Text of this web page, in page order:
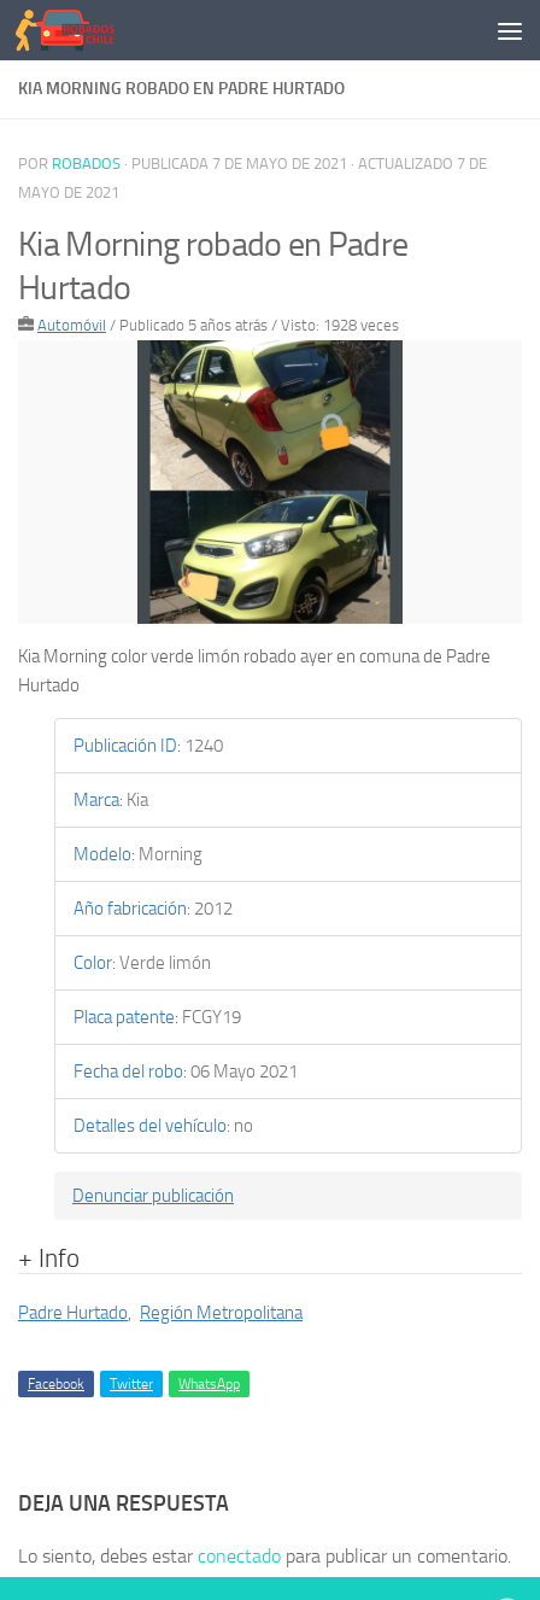
Saltar al contenido
KIA MORNING ROBADO EN PADRE HURTADO
POR ROBADOS · PUBLICADA 7 DE MAYO DE 2021 · ACTUALIZADO 7 DE
MAYO DE 2021
Kia Morning robado en Padre
Hurtado
Automóvil / Publicado 5 años atrás / Visto: 1928 veces
Kia Morning color verde limón robado ayer en comuna de Padre
Hurtado
Publicación ID: 1240
Marca: Kia
Modelo: Morning
Año fabricación: 2012
Color: Verde limón
Placa patente: FCGY19
Fecha del robo: 06 Mayo 2021
Detalles del vehículo: no
Denunciar publicación
+ Info
Padre Hurtado, Región Metropolitana
Facebook Twitter WhatsApp
DEJA UNA RESPUESTA
Lo siento, debes estarconectado para publicar un comentario.